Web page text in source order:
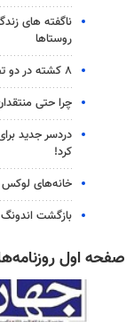
ناگفته های
روستاها
۸ کشته در دو تصادف شب گذشته
چرا حتی
دردسر جدید
کرد!
خانه‌های لوکس
بازگشت
صفحه اول